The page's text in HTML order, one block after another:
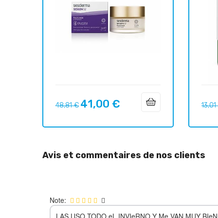
Prix
48,81 € Prix
41,00 €
Prix
Avis et commentaires de nos clients
Note: